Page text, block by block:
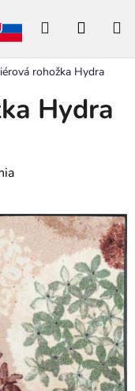
Hľadať
rohožka Hydra
Hydra